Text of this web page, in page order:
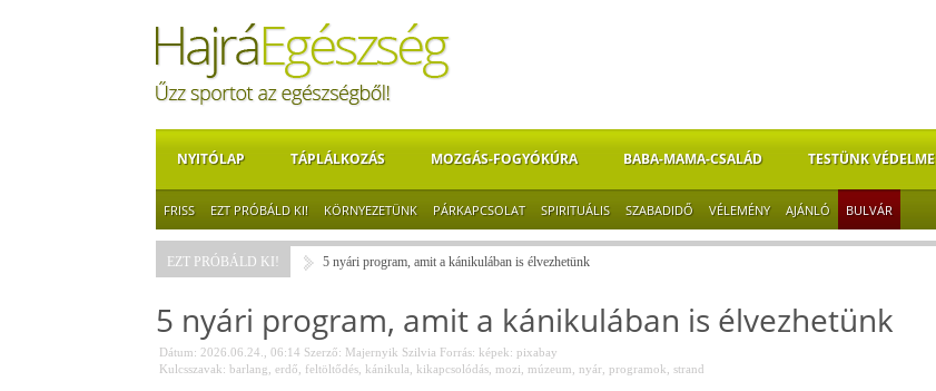
NYITÓLAP TÁPLÁLKOZÁS MOZGÁS-FOGYÓKÚRA BABA-MAMA-CSALÁD TESTÜNK VÉDELME
FRISS EZT PRÓBÁLD KI! KÖRNYEZETÜNK PÁRKAPCSOLAT SPIRITUÁLIS SZABADIDŐ VÉLEMÉNY AJÁNLÓ BULVÁR
EZT PRÓBÁLD KI! 5 nyári program, amit a kánikulában is élvezhetünk
5 nyári program, amit a kánikulában is élvezhetünk
Dátum: 2026.06.24., 06:14 Szerző: Majernyik Szilvia Forrás: képek: pixabay
Kulcsszavak: barlang erdő feltöltődés, kánikula kikapcsolódás, mozi múzeum nyár, programok strand